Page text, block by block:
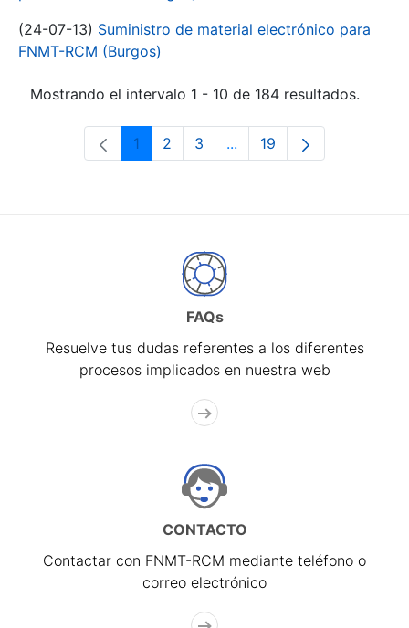
(24-07-13) Suministro de material electrónico para
FNMT-RCM (Burgos)
Mostrando el intervalo 1 - 10 de 184 resultados.
Página
1 Página
2 Página
3 ...Páginas intermedias Use
Página
19
FAQs
Resuelve tus dudas referentes a los diferentes
procesos implicados en nuestra web
CONTACTO
Contactar con FNMT-RCM mediante teléfono o
correo electrónico